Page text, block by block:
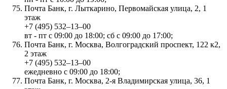
Почта Банк, г. Лыткарино, Первомайская улица, 2, 1
этаж
+7 (495) 532‒13‒00
вт - пт с 09:00 до 18:00; сб с 09:00 до 17:00;
Почта Банк, г. Москва, Волгоградский проспект, 122 к2,
2 этаж
+7 (495) 532‒13‒00
ежедневно с 09:00 до 18:00;
Почта Банк, г. Москва, 2-я Владимирская улица, 36, 1